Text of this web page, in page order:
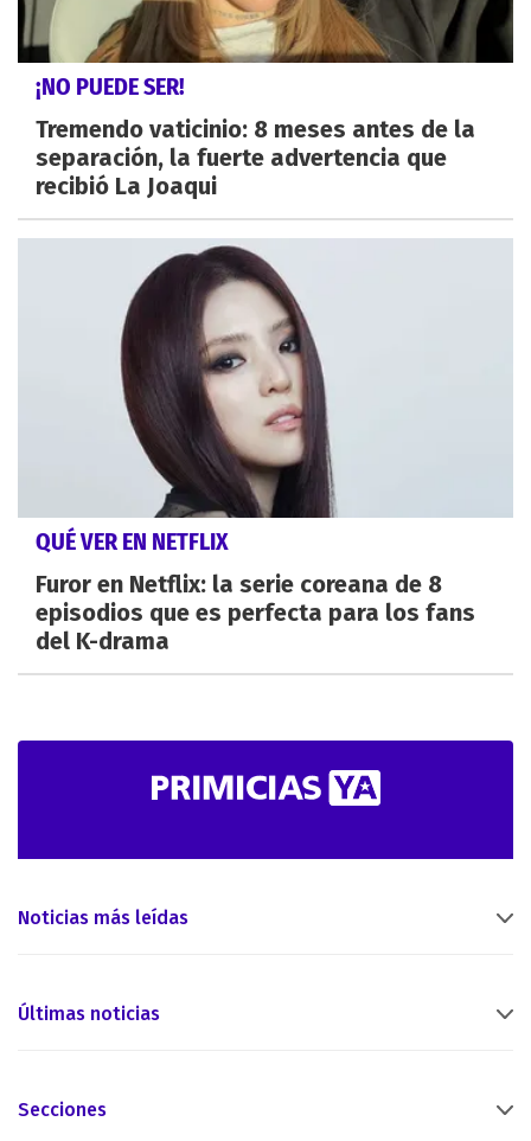
¡NO PUEDE SER!
Tremendo vaticinio: 8 meses antes de la
separación, la fuerte advertencia que
recibió La Joaqui
QUÉ VER EN NETFLIX
Furor en Netflix: la serie coreana de 8
episodios que es perfecta para los fans
del K-drama
Noticias más leídas
Últimas noticias
Secciones